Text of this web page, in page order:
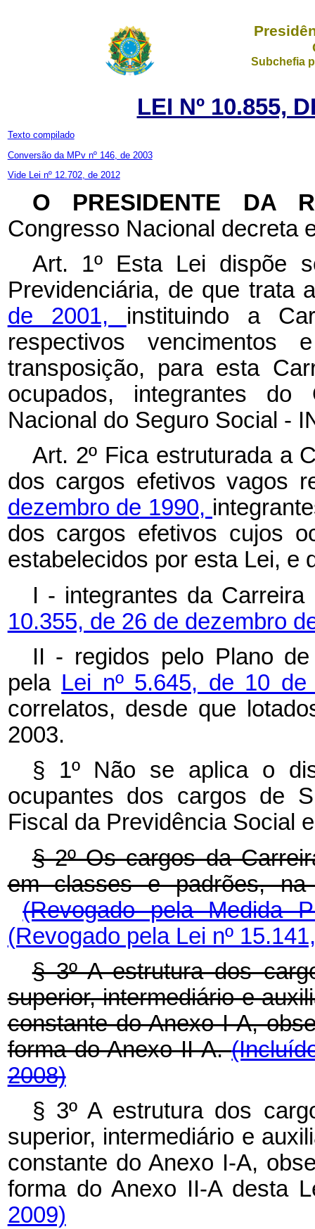
Subchefia
LEI Nº 10.855,
Texto compilado
Conversão da MPv nº 146, de 2003
Vide Lei nº 12.702, de 2012
O PRESIDENTE DA
Congresso Nacional decreta
Art. 1º Esta Lei dispõe
Previdenciária, de que trata
de 2001, instituindo a
respectivos
transposição, para esta
ocupados, integrantes
Nacional do Seguro Social -
Art. 2º Fica estruturada a
dos cargos efetivos vagos
dezembro de 1990,
dos cargos efetivos cujos
estabelecidos por esta Lei, e
I - integrantes da
10.355, de 26 de dezembro
II - regidos pelo Plano
pela Lei nº 5.645, de 10
correlatos, desde que
2003.
§ 1º Não se aplica o
ocupantes dos cargos de
Fiscal da Previdência Social
§ 2º Os cargos da
em classes e padrões,
(Revogado pela Medida
(Revogado pela Lei nº
§ 3º A estrutura dos
superior, intermediário e
constante do Anexo I-A,
forma do Anexo II-A.
2008)
§ 3º A estrutura dos
superior, intermediário e
constante do Anexo I-A,
forma do Anexo II-A desta
2009)